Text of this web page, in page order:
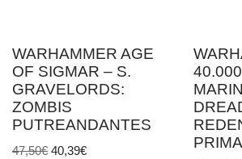
WARHAMMER AGE
OF SIGMAR – S.
GRAVELORDS:
ZOMBIS
PUTREANDANTES
47,50€ 40,39€